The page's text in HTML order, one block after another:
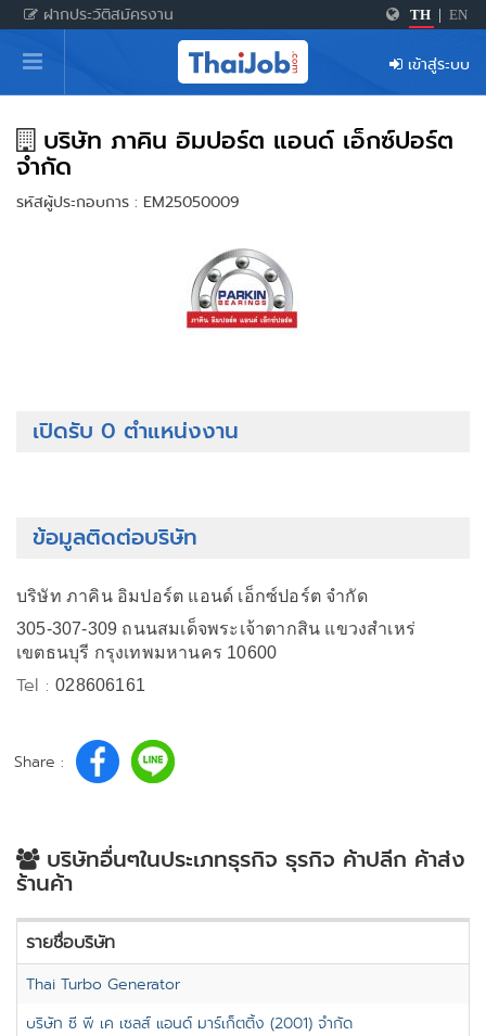
ฝากประวัติสมัครงาน TH EN
หน้าหลัก
ผู้สมัครงาน: เข้าสู่ระบบ
ฝากประวัติสมัครงาน
เกร็ดความรู้
สำหรับผู้ประกอบการ
เข้าสู่ระบบ
บริษัท ภาคิน อิมปอร์ต แอนด์ เอ็กซ์ปอร์ต
จำกัด
รหัสผู้ประกอบการ : EM25050009
เปิดรับ 0 ตำแหน่งงาน
ข้อมูลติดต่อบริษัท
บริษัท ภาคิน อิมปอร์ต แอนด์ เอ็กซ์ปอร์ต จำกัด
305-307-309 ถนนสมเด็จพระเจ้าตากสิน แขวงสำเหร่
เขตธนบุรี กรุงเทพมหานคร 10600
Tel :028606161
Share :
บริษัทอื่นๆในประเภทธุรกิจ ธุรกิจ ค้าปลีก ค้าส่ง
ร้านค้า
รายชื่อบริษัท
Thai Turbo Generator
บริษัท ซี พี เค เซลส์ แอนด์ มาร์เก็ตติ้ง (2001) จำกัด